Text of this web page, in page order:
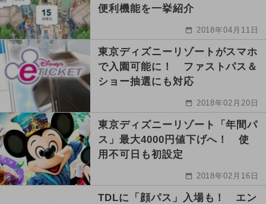
便利機能を一挙紹介
2018年04月11日
東京ディズニーリゾートがスマホ
で入園可能に！ ファストパス＆
ショー抽選にも対応
2018年02月20日
東京ディズニーリゾート「年間パ
ス」最大4000円値下げへ！ 使
用不可日も初設定
2018年02月16日
TDLに「顔パス」入場も！ エン